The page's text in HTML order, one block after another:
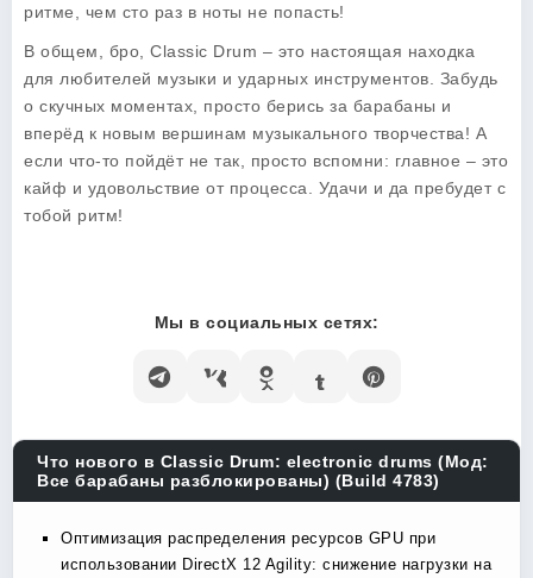
ритме, чем сто раз в ноты не попасть!
В общем, бро, Classic Drum – это настоящая находка
для любителей музыки и ударных инструментов. Забудь
о скучных моментах, просто берись за барабаны и
вперёд к новым вершинам музыкального творчества! А
если что-то пойдёт не так, просто вспомни: главное – это
кайф и удовольствие от процесса. Удачи и да пребудет с
тобой ритм!
Мы в социальных сетях:
Что нового в Classic Drum: electronic drums (Мод:
Все барабаны разблокированы) (Build 4783)
Оптимизация распределения ресурсов GPU при
использовании DirectX 12 Agility: снижение нагрузки на